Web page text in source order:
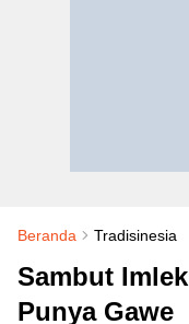
Beranda Tradisinesia
Sambut
Punya Gawe